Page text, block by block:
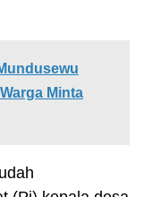
Minta